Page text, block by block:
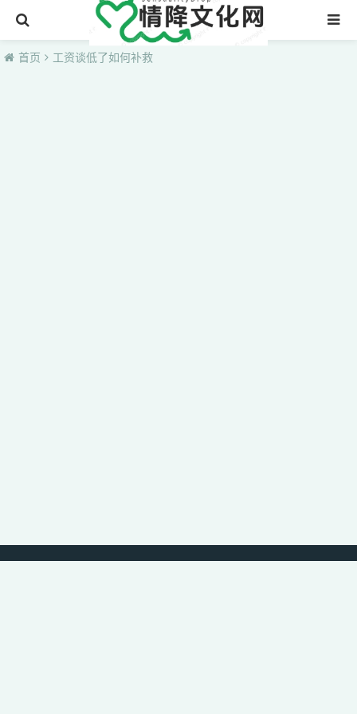
首页
首页 工资谈低了如何补救